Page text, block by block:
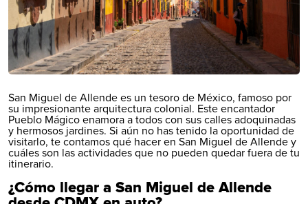
San Miguel de Allende es un tesoro de México, famoso por
su impresionante arquitectura colonial. Este encantador
Pueblo Mágico enamora a todos con sus calles adoquinadas
y hermosos jardines. Si aún no has tenido la oportunidad de
visitarlo, te contamos qué hacer en San Miguel de Allende y
cuáles son las actividades que no pueden quedar fuera de tu
itinerario.
¿Cómo llegar a San Miguel de Allende